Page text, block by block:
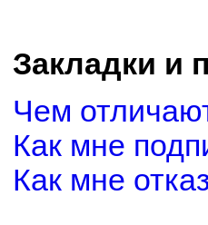
Закладки и
Чем
Как мне
Как мне